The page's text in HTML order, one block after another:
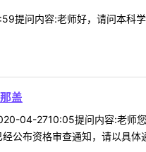
问内容:老师好，请问本科
盖
04-2710:05提问内容:老师
公布资格审查通知，请以具体